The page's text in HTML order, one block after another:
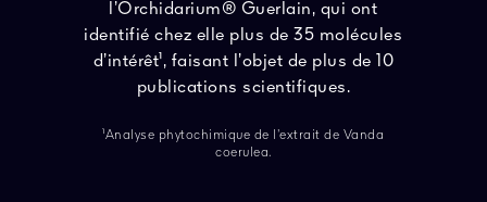
l’Orchidarium® Guerlain, qui ont
identifié chez elle plus de 35 molécules
d’intérêt¹, faisant l’objet de plus de 10
publications scientifiques.
¹Analyse phytochimique de l’extrait de Vanda
coerulea.